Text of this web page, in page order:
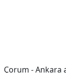
Çorum - Ankara